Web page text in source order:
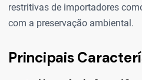
restritivas de importadores
com a preservação ambiental.
Principais